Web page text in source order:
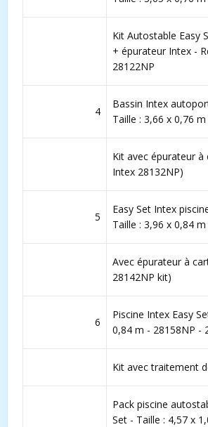
Kit Autostable Easy
+ épurateur Intex -
28122NP
4
Bassin Intex
Taille : 3,66 x 0,76
Kit avec épurateur à
Intex 28132NP)
5
Easy Set Intex
Taille : 3,96 x 0,84
Avec épurateur à
28142NP kit)
6
Piscine Intex Easy
0,84 m - 28158NP -
Kit avec traitement
Pack piscine
Set - Taille : 4,57 x